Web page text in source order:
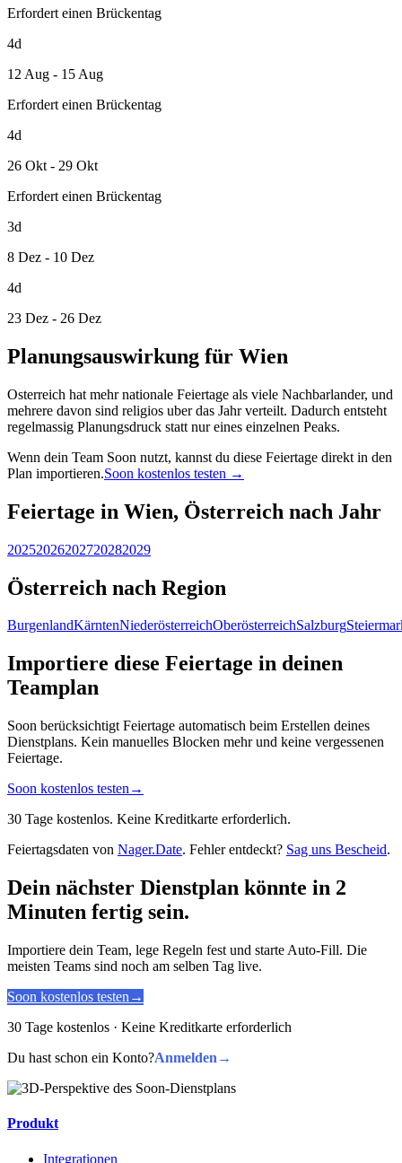
Erfordert einen Brückentag
4d
12 Aug - 15 Aug
Erfordert einen Brückentag
4d
26 Okt - 29 Okt
Erfordert einen Brückentag
3d
8 Dez - 10 Dez
4d
23 Dez - 26 Dez
Planungsauswirkung für Wien
Osterreich hat mehr nationale Feiertage als viele Nachbarlander, und
mehrere davon sind religios uber das Jahr verteilt. Dadurch entsteht
regelmassig Planungsdruck statt nur eines einzelnen Peaks.
Wenn dein Team Soon nutzt, kannst du diese Feiertage direkt in den
Plan importieren.Soon kostenlos testen →
Feiertage in Wien, Österreich nach Jahr
20252026202720282029
Österreich nach Region
BurgenlandKärntenNiederösterreichOberösterreichSalzburg
Importiere diese Feiertage in deinen
Teamplan
Soon berücksichtigt Feiertage automatisch beim Erstellen deines
Dienstplans. Kein manuelles Blocken mehr und keine vergessenen
Feiertage.
Soon kostenlos testen →
30 Tage kostenlos. Keine Kreditkarte erforderlich.
Feiertagsdaten von Nager.Date. Fehler entdeckt? Sag uns Bescheid.
Dein nächster Dienstplan könnte in 2
Minuten fertig sein.
Importiere dein Team, lege Regeln fest und starte Auto-Fill. Die
meisten Teams sind noch am selben Tag live.
Soon kostenlos testen →
30 Tage kostenlos · Keine Kreditkarte erforderlich
Du hast schon ein Konto?Anmelden →
Produkt
Integrationen